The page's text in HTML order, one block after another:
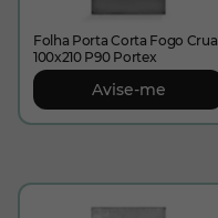
Folha Porta Corta Fogo Crua
100x210 P90 Portex
Avise-me